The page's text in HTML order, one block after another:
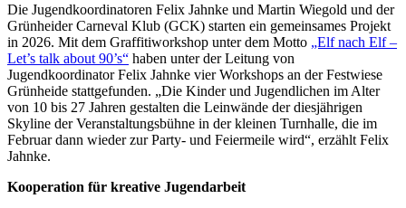
Die Jugendkoordinatoren Felix Jahnke und Martin Wiegold und der
Grünheider Carneval Klub (GCK) starten ein gemeinsames Projekt
in 2026. Mit dem Graffitiworkshop unter dem Motto „Elf nach Elf –
Let’s talk about 90’s“ haben unter der Leitung von
Jugendkoordinator Felix Jahnke vier Workshops an der Festwiese
Grünheide stattgefunden. „Die Kinder und Jugendlichen im Alter
von 10 bis 27 Jahren gestalten die Leinwände der diesjährigen
Skyline der Veranstaltungsbühne in der kleinen Turnhalle, die im
Februar dann wieder zur Party- und Feiermeile wird“, erzählt Felix
Jahnke.
Kooperation für kreative Jugendarbeit